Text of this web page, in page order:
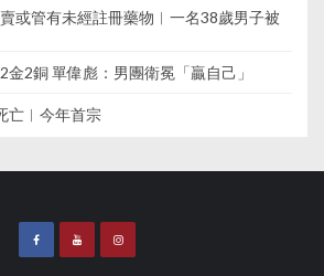
或管有未經註冊藥物︱一名38歲男子被
2銅 單偉彪：男團衛冕「贏自己」
亡︱今年首宗